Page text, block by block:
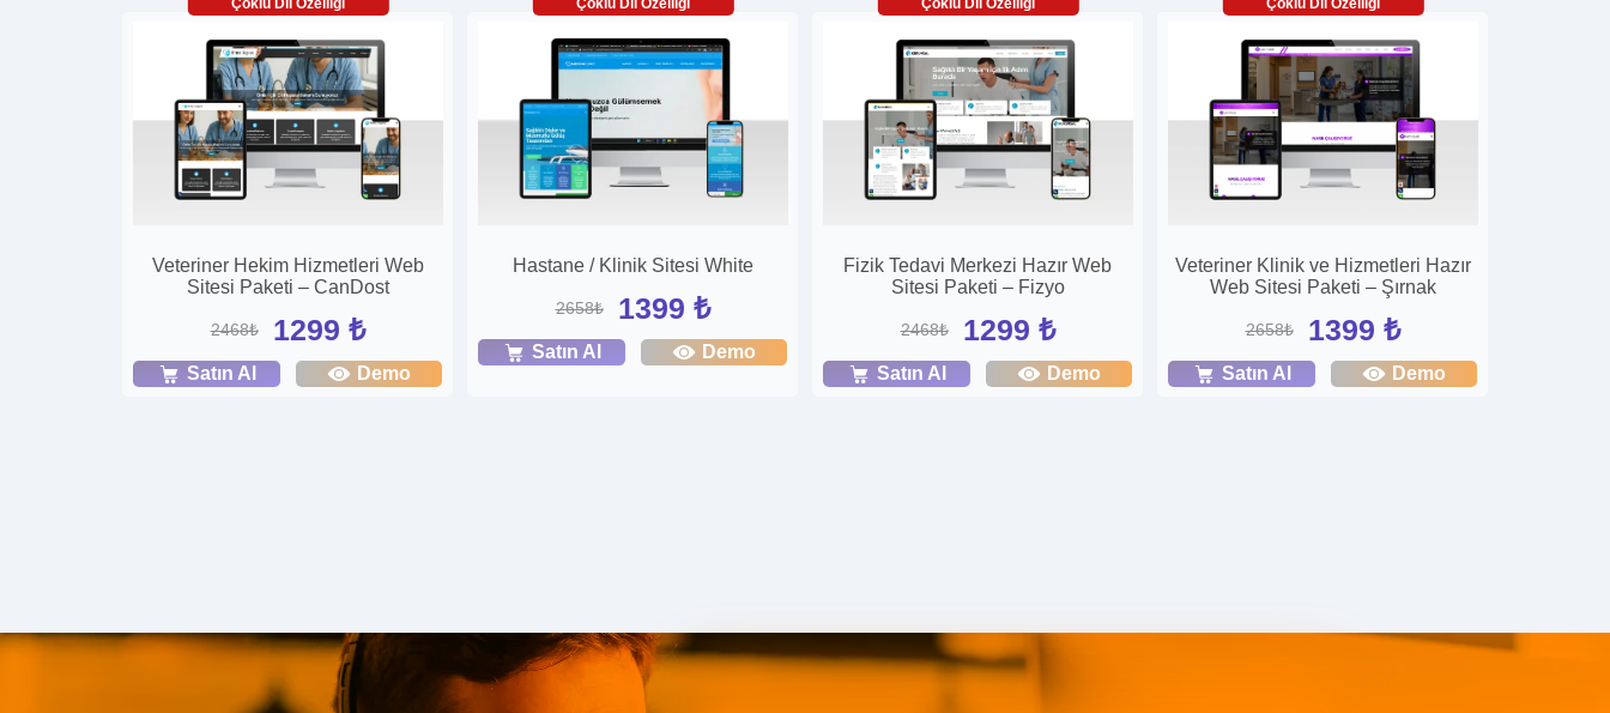
Veteriner Hekim Hizmetleri Web
Sitesi Paketi – CanDost
2468₺ 1299 ₺
Satın Al Demo
Hastane / Klinik Sitesi White
2658₺ 1399 ₺
Satın Al Demo
Fizik Tedavi Merkezi Hazır Web
Sitesi Paketi – Fizyo
2468₺ 1299 ₺
Satın Al Demo
Veteriner Klinik ve Hizmetleri Hazır
Web Sitesi Paketi – Şırnak
2658₺ 1399 ₺
Satın Al Demo